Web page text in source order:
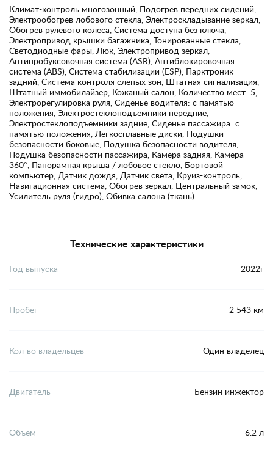
Климат-контроль многозонный, Подогрев передних сидений,
Электрообогрев лобового стекла, Электроскладывание зеркал,
Обогрев рулевого колеса, Система доступа без ключа,
Электропривод крышки багажника, Тонированные стекла,
Светодиодные фары, Люк, Электропривод зеркал,
Антипробуксовочная система (ASR), Антиблокировочная
система (ABS), Система стабилизации (ESP), Парктроник
задний, Система контроля слепых зон, Штатная сигнализация,
Штатный иммобилайзер, Кожаный салон, Количество мест: 5,
Электрорегулировка руля, Сиденье водителя: с памятью
положения, Электростеклоподъемники передние,
Электростеклоподъемники задние, Сиденье пассажира: с
памятью положения, Легкосплавные диски, Подушки
безопасности боковые, Подушка безопасности водителя,
Подушка безопасности пассажира, Камера задняя, Камера
360°, Панорамная крыша / лобовое стекло, Бортовой
компьютер, Датчик дождя, Датчик света, Круиз-контроль,
Навигационная система, Обогрев зеркал, Центральный замок,
Усилитель руля (гидро), Обивка салона (ткань)
Технические характеристики
Год выпуска 2022г
Пробег 2 543 км
Кол-во владельцев Один владелец
Двигатель Бензин инжектор
Объем 6.2 л